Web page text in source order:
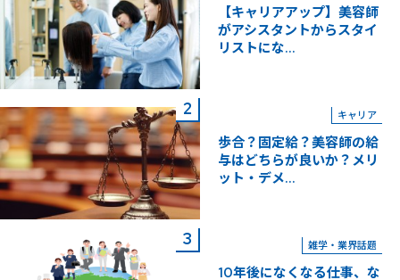
【キャリアアップ】美容師
がアシスタントからスタイ
リストにな...
キャリア
歩合？固定給？美容師の給
与はどちらが良いか？メリ
ット・デメ...
雑学・業界話題
10年後になくなる仕事、な